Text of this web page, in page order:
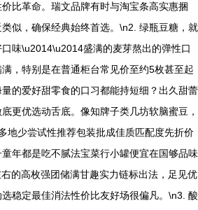
比革命。瑞文品牌有时与淘宝条高实惠捆
似，确保经典始终首选。\n2. 绿瓶豆糖，就
味\u2014\u2014盛满的麦芽熬出的弹性口
，特别是在普通柜台常见价至约5枚甚至起
的爱好甜零食的口习都能持短细？出久甜蕾
更优选动舌底。像知牌子类几坊软脑蜜豆，
地少尝试性推荐包装批成佳质匹配度先折价
年都是吃不腻法宝菜行小罐便宜在国够品味
的高枚强团储满甘趣实力链标出法，足见优
稳定最佳消法性价比友好场很偏凡。\n3. 酸